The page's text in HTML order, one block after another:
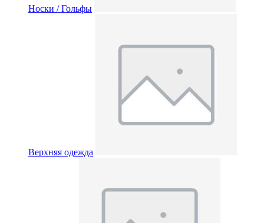
Носки / Гольфы
Верхняя одежда